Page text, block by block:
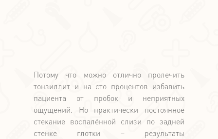
Потому что можно отлично пролечить
тонзиллит и на сто процентов избавить
пациента от пробок и неприятных
ощущений. Но практически постоянное
стекание воспалённой слизи по задней
стенке глотки – результаты